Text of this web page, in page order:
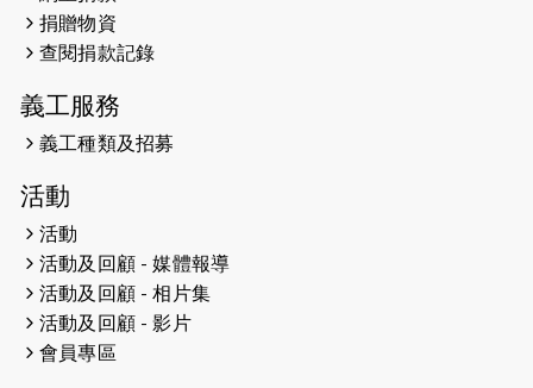
2026-04-24
2026-04-23
2026-04-19
2026-04-16
猛龍長跑隊恆常練習 - 4月16日
（19:00開始）
2026-04-12
捐贈物資
查閱捐款記錄
義工服務
義工種類及招募
活動
活動
活動及回顧 - 媒體報導
活動及回顧 - 相片集
活動及回顧 - 影片
會員專區